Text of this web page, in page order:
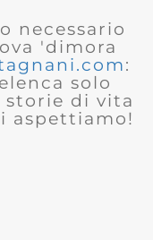
necessario
'dimora
:
solo
storie di vita
aspettiamo!